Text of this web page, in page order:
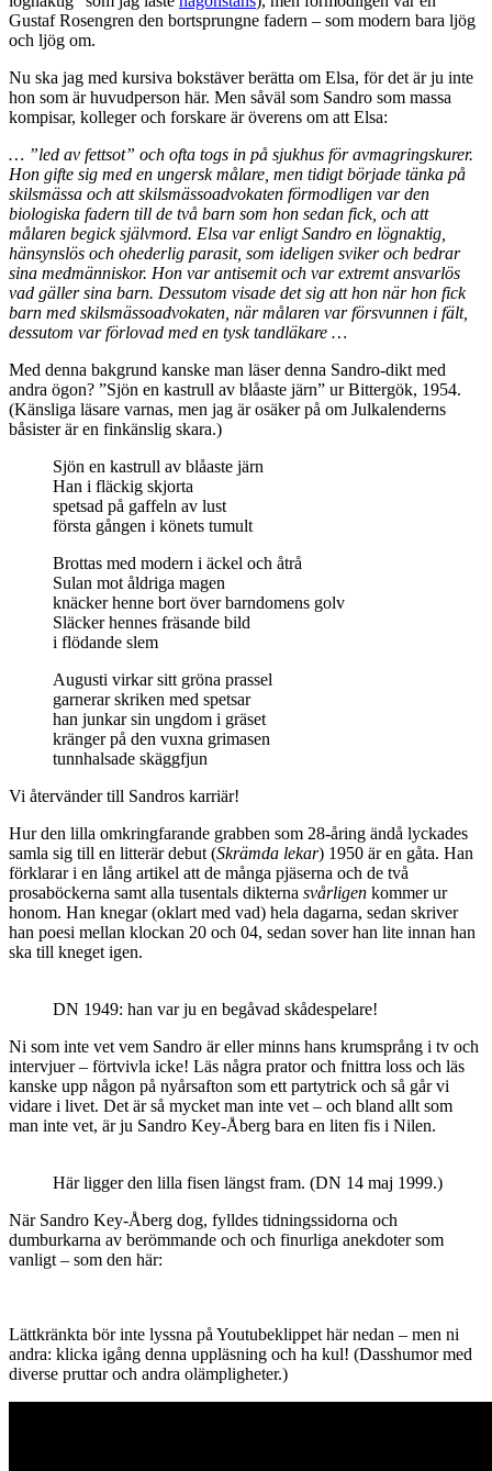
Gustaf Rosengren den bortsprungne fadern – som modern bara ljög
och ljög om.
Nu ska jag med kursiva bokstäver berätta om Elsa, för det är ju inte
hon som är huvudperson här. Men såväl som Sandro som massa
kompisar, kolleger och forskare är överens om att Elsa:
… ”led av fettsot” och ofta togs in på sjukhus för avmagringskurer.
Hon gifte sig med en ungersk målare, men tidigt började tänka på
skilsmässa och att skilsmässoadvokaten förmodligen var den
biologiska fadern till de två barn som hon sedan fick, och att
målaren begick självmord. Elsa var enligt Sandro en lögnaktig,
hänsynslös och ohederlig parasit, som ideligen sviker och bedrar
sina medmänniskor. Hon var antisemit och var extremt ansvarlös
vad gäller sina barn. Dessutom visade det sig att hon när hon fick
barn med skilsmässoadvokaten, när målaren var försvunnen i fält,
dessutom var förlovad med en tysk tandläkare …
Med denna bakgrund kanske man läser denna Sandro-dikt med
andra ögon? ”Sjön en kastrull av blåaste järn” ur Bittergök, 1954.
(Känsliga läsare varnas, men jag är osäker på om Julkalenderns
båsister är en finkänslig skara.)
Sjön en kastrull av blåaste järn
Han i fläckig skjorta
spetsad på gaffeln av lust
första gången i könets tumult
Brottas med modern i äckel och åtrå
Sulan mot åldriga magen
knäcker henne bort över barndomens golv
Släcker hennes fräsande bild
i flödande slem
Augusti virkar sitt gröna prassel
garnerar skriken med spetsar
han junkar sin ungdom i gräset
kränger på den vuxna grimasen
tunnhalsade skäggfjun
Vi återvänder till Sandros karriär!
Hur den lilla omkringfarande grabben som 28-åring ändå lyckades
samla sig till en litterär debut (Skrämda lekar) 1950 är en gåta. Han
förklarar i en lång artikel att de många pjäserna och de två
prosaböckerna samt alla tusentals dikterna svårligen kommer ur
honom. Han knegar (oklart med vad) hela dagarna, sedan skriver
han poesi mellan klockan 20 och 04, sedan sover han lite innan han
ska till kneget igen.
DN 1949: han var ju en begåvad skådespelare!
Ni som inte vet vem Sandro är eller minns hans krumsprång i tv och
intervjuer – förtvivla icke! Läs några prator och fnittra loss och läs
kanske upp någon på nyårsafton som ett partytrick och så går vi
vidare i livet. Det är så mycket man inte vet – och bland allt som
man inte vet, är ju Sandro Key-Åberg bara en liten fis i Nilen.
Här ligger den lilla fisen längst fram. (DN 14 maj 1999.)
När Sandro Key-Åberg dog, fylldes tidningssidorna och
dumburkarna av berömmande och och finurliga anekdoter som
vanligt – som den här:
Lättkränkta bör inte lyssna på Youtubeklippet här nedan – men ni
andra: klicka igång denna uppläsning och ha kul! (Dasshumor med
diverse pruttar och andra olämpligheter.)